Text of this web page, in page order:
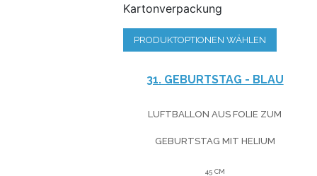
Kartonverpackung
PRODUKTOPTIONEN WÄHLEN
31. GEBURTSTAG - BLAU
LUFTBALLON AUS FOLIE ZUM
GEBURTSTAG MIT HELIUM
45 CM